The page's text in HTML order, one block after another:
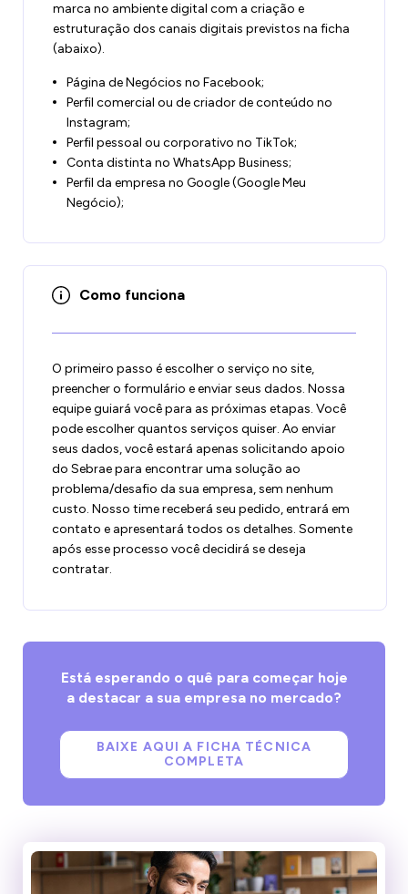
marca no ambiente digital com a criação e
estruturação dos canais digitais previstos na ficha
(abaixo).
Página de Negócios no Facebook;
Perfil comercial ou de criador de conteúdo no
Instagram;
Perfil pessoal ou corporativo no TikTok;
Conta distinta no WhatsApp Business;
Perfil da empresa no Google (Google Meu
Negócio);
Como funciona
O primeiro passo é escolher o serviço no site,
preencher o formulário e enviar seus dados. Nossa
equipe guiará você para as próximas etapas. Você
pode escolher quantos serviços quiser. Ao enviar
seus dados, você estará apenas solicitando apoio
do Sebrae para encontrar uma solução ao
problema/desafio da sua empresa, sem nenhum
custo. Nosso time receberá seu pedido, entrará em
contato e apresentará todos os detalhes. Somente
após esse processo você decidirá se deseja
contratar.
Está esperando o quê para começar hoje
a destacar a sua empresa no mercado?
BAIXE AQUI A FICHA TÉCNICA
COMPLETA